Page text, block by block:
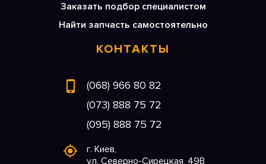
Заказать подбор специалистом
Найти запчасть самостоятельно
КОНТАКТЫ
(068) 966 80 82
(073) 888 75 72
(095) 888 75 72
г. Киев,
ул. Северно-Сирецкая, 49В